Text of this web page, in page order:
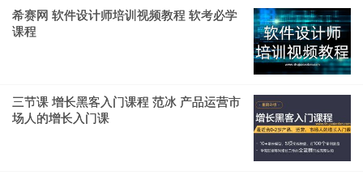
希赛网 软件设计师培训视频教程 软考必学
课程
三节课 增长黑客入门课程 范冰 产品运营市
场人的增长入门课